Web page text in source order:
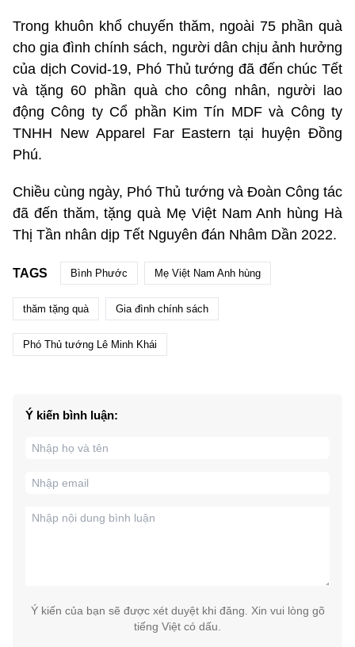
Trong khuôn khổ chuyến thăm, ngoài 75 phần quà
cho gia đình chính sách, người dân chịu ảnh hưởng
của dịch Covid-19, Phó Thủ tướng đã đến chúc Tết
và tặng 60 phần quà cho công nhân, người lao
động Công ty Cổ phần Kim Tín MDF và Công ty
TNHH New Apparel Far Eastern tại huyện Đồng
Phú.
Chiều cùng ngày, Phó Thủ tướng và Đoàn Công tác
đã đến thăm, tặng quà Mẹ Việt Nam Anh hùng Hà
Thị Tần nhân dịp Tết Nguyên đán Nhâm Dần 2022.
TAGS Bình Phước Mẹ Việt Nam Anh hùng
thăm tặng quà Gia đình chính sách
Phó Thủ tướng Lê Minh Khái
Ý kiến bình luận:
Ý kiến của bạn sẽ được xét duyệt khi đăng. Xin vui lòng gõ
tiếng Việt có dấu.